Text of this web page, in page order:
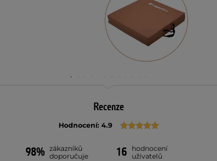
Recenze
Hodnocení: 4.9
98% zákazníků
doporučuje
16
hodnocení
uživatelů